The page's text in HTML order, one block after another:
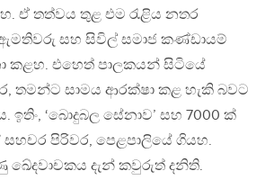
ඒ තත්වය තුළ එම රැළිය නතර
සහ සිවිල් සමාජ කණ්ඩායම්
කළහ. එහෙත් පාලකයන් සිටියේ
තමන්ට සාමය ආරක්ෂා කළ හැකි බවට
‘බොදුබල සේනාව’ සහ 7000 ක්
පිරිවර, පෙළපාලියේ ගියහ.
ඛේදවාචකය දැන් කවුරුත් දනිති.